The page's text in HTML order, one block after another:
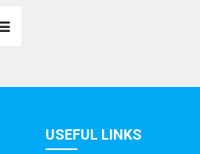
USEFUL LINKS